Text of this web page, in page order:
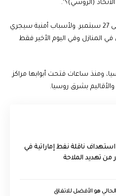
(الروسي)؟".
سيستمر التصويت خمسة أيام حتى 27 سبتمبر. ولأسباب أمنية سيجري
في المنازل وفي اليوم الأخير فقط
ومنذ ساعات فتحت أبوابها مراكز
بشرق روسيا.
ناقلة نفط إماراتية في
من تهديد الملاحة
هو الأفضل للاتفاق